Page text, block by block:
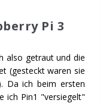
Pi 3
also getraut und die
(gesteckt waren sie
Da ich beim ersten
ich Pin1 "versiegelt"